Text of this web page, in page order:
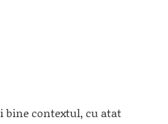
bine contextul, cu atat